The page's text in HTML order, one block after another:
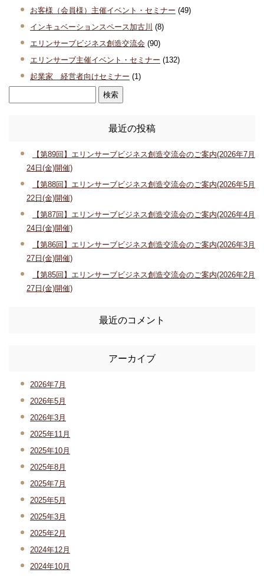
お客様（会員様）主催イベント・セミナー (49)
インキュベーションスペース加古川 (8)
エリンサーブビジネス創造交流会 (90)
エリンサーブ主催イベント・セミナー (132)
起業家 経営者向けセミナー (1)
最近の投稿
【第89回】エリンサーブビジネス創造交流会のご案内(2026年7月
24日(金)開催)
【第88回】エリンサーブビジネス創造交流会のご案内(2026年5月
22日(金)開催)
【第87回】エリンサーブビジネス創造交流会のご案内(2026年4月
24日(金)開催)
【第86回】エリンサーブビジネス創造交流会のご案内(2026年3月
27日(金)開催)
【第85回】エリンサーブビジネス創造交流会のご案内(2026年2月
27日(金)開催)
最近のコメント
アーカイブ
2026年7月
2026年5月
2026年3月
2025年11月
2025年10月
2025年8月
2025年7月
2025年5月
2025年3月
2025年2月
2024年12月
2024年10月